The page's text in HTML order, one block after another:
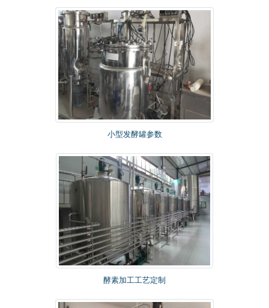
小型发酵罐参数
酵素加工工艺定制